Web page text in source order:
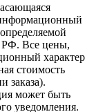
РФ. Все цены,
характер
стоимость
заказа).
может быть
уведомления.